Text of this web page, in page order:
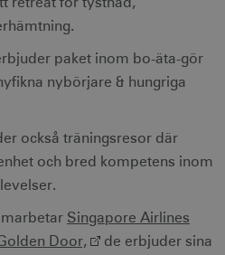
paket inom bo-äta-gör
nybörjare & hungriga
också träningsresor där
och bred kompetens inom
Singapore Airlines
Door,
de erbjuder sina